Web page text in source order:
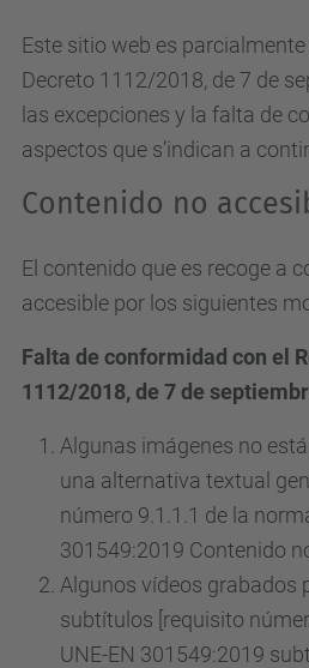
Este sitio web es parcialmente
Decreto 1112/2018, de 7 de
las excepciones y la falta de
aspectos que s’indican a
Contenido no
El contenido que es recoge a
accesible por los siguientes
Falta de conformidad con el
1112/2018, de 7 de
Algunas imágenes no
una alternativa textual
número 9.1.1.1 de la
301549:2019 Contenido
Algunos vídeos grabados
subtítulos [requisito
UNE-EN 301549:2019